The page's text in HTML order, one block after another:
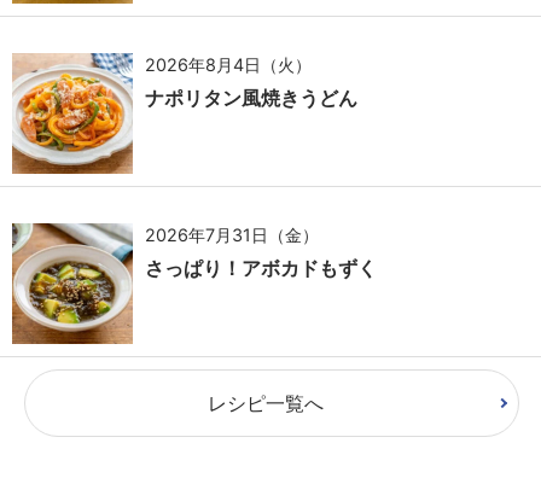
2026年8月4日（火）
ナポリタン風焼きうどん
2026年7月31日（金）
さっぱり！アボカドもずく
レシピ一覧へ